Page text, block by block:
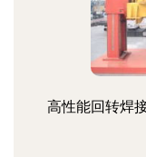
高性能回转焊